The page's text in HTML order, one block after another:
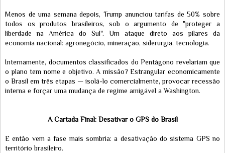
Menos de uma semana depois, Trump anunciou tarifas de 50% sobre
todos os produtos brasileiros, sob o argumento de "proteger a
liberdade na América do Sul". Um ataque direto aos pilares da
economia nacional: agronegócio, mineração, siderurgia, tecnologia.
Internamente, documentos classificados do Pentágono revelariam que
o plano tem nome e objetivo. A missão? Estrangular economicamente
o Brasil em três etapas — isolá-lo comercialmente, provocar recessão
interna e forçar uma mudança de regime amigável a Washington.
A Cartada Final: Desativar o GPS do Brasil
E então vem a fase mais sombria: a desativação do sistema GPS no
território brasileiro.